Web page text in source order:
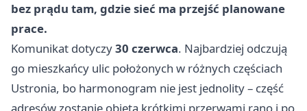
bez prądu tam, gdzie sieć ma przejść planowane
prace.
Komunikat dotyczy30 czerwca. Najbardziej odczują
go mieszkańcy ulic położonych w różnych częściach
Ustronia, bo harmonogram nie jest jednolity – część